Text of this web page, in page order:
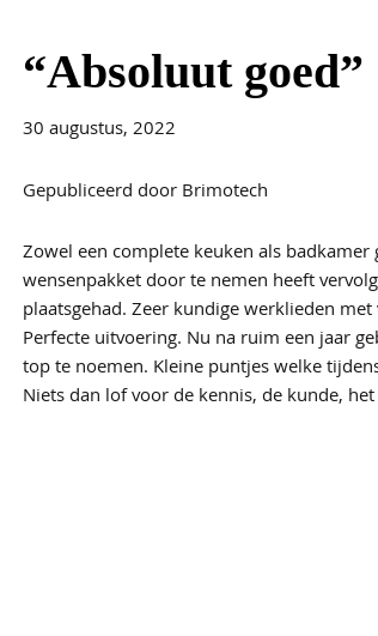
“Absoluut goed”
30 augustus, 2022
Gepubliceerd door Brimotech
Zowel een complete keuken als
wensenpakket door te nemen heeft
plaatsgehad. Zeer kundige werklieden
Perfecte uitvoering. Nu na ruim een jaar
top te noemen. Kleine puntjes welke
Niets dan lof voor de kennis, de kunde,